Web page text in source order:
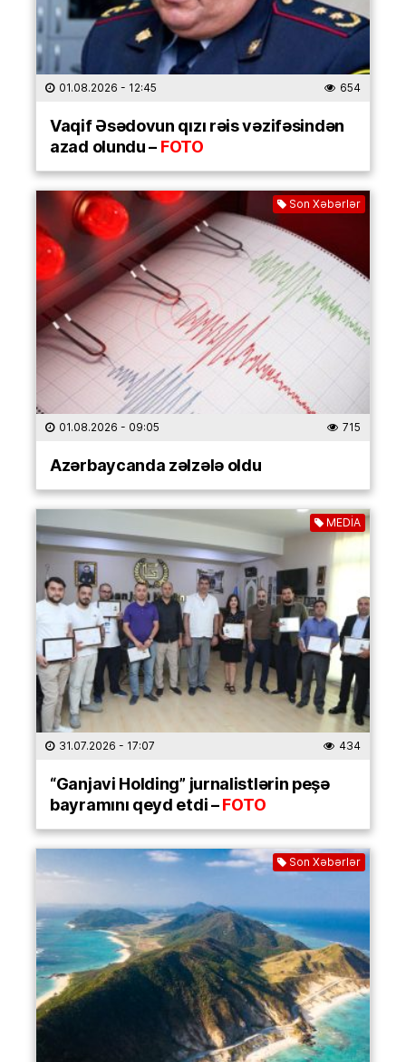
01.08.2026 - 12:45 654
Vaqif Əsədovun qızı rəis vəzifəsindən
azad olundu –FOTO
Son Xəbərlər
01.08.2026 - 09:05 715
Azərbaycanda zəlzələ oldu
MEDİA
31.07.2026 - 17:07 434
“Ganjavi Holding” jurnalistlərin peşə
bayramını qeyd etdi –FOTO
Son Xəbərlər